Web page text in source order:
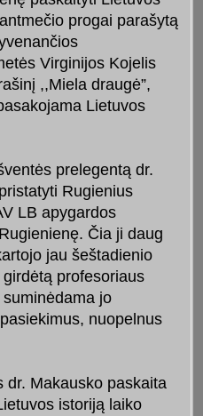
progai parašytą
Virginijos Kojelis
,,Miela draugė”,
Lietuvos
prelegentą dr.
Rugienius
LB apygardos
Čia ji daug
jau šeštadienio
profesoriaus
jo
nuopelnus
dr. Makausko paskaita
istoriją laiko